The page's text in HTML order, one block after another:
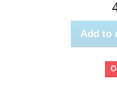
Add to